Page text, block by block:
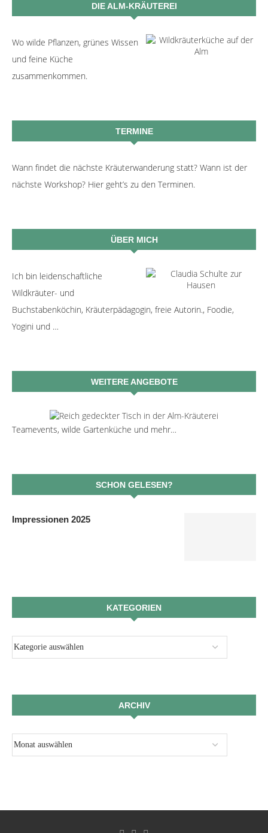
DIE ALM-KRÄUTEREI
Wo wilde Pflanzen, grünes Wissen
und feine Küche
zusammenkommen.
TERMINE
Wann findet die nächste Kräuterwanderung statt? Wann ist der
nächste Workshop? Hier geht’s zu den Terminen.
ÜBER MICH
Ich bin leidenschaftliche
Wildkräuter- und
Buchstabenköchin, Kräuterpädagogin, freie Autorin., Foodie,
Yogini und …
WEITERE ANGEBOTE
Teamevents, wilde Gartenküche und mehr…
SCHON GELESEN?
Impressionen 2025
KATEGORIEN
ARCHIV